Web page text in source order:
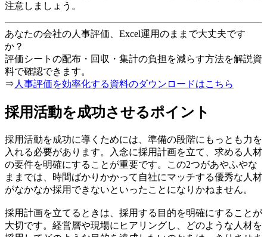
注意しましょう。
あなたの会社の人事評価、Excel運用のままで大丈夫です
か？
評価シートの配布・回収・集計の負担を減らす方法を解説資
料で確認できます。
⇒ 人事評価を効率化する資料のダウンロードはこちら
採用活動を成功させるポイント
採用活動を成功に導くためには、準備の段階にもっとも力を
入れる必要があります。入念に採用計画を立て、求める人材
の要件を明確にすることが重要です。この2つがあやふやな
ままでは、時間ばかりかかって自社にマッチする優秀な人材
がなかなか採用できないといったことになりかねません。
採用計画を立てるときは、採用する目的を明確にすることが
大切です。経営層や現場にヒアリングし、どのような人材を